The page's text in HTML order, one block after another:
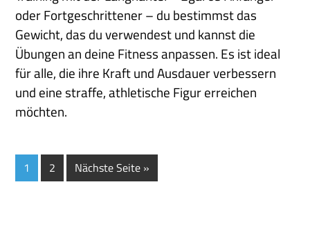
oder Fortgeschrittener – du bestimmst das
Gewicht, das du verwendest und kannst die
Übungen an deine Fitness anpassen. Es ist ideal
für alle, die ihre Kraft und Ausdauer verbessern
und eine straffe, athletische Figur erreichen
möchten.
1 2 Nächste Seite »